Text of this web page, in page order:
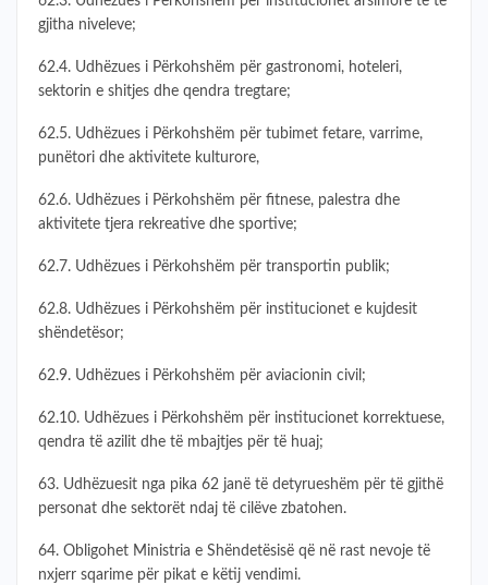
gjitha niveleve;
62.4. Udhëzues i Përkohshëm për gastronomi, hoteleri,
sektorin e shitjes dhe qendra tregtare;
62.5. Udhëzues i Përkohshëm për tubimet fetare, varrime,
punëtori dhe aktivitete kulturore,
62.6. Udhëzues i Përkohshëm për fitnese, palestra dhe
aktivitete tjera rekreative dhe sportive;
62.7. Udhëzues i Përkohshëm për transportin publik;
62.8. Udhëzues i Përkohshëm për institucionet e kujdesit
shëndetësor;
62.9. Udhëzues i Përkohshëm për aviacionin civil;
62.10. Udhëzues i Përkohshëm për institucionet korrektuese,
qendra të azilit dhe të mbajtjes për të huaj;
63. Udhëzuesit nga pika 62 janë të detyrueshëm për të gjithë
personat dhe sektorët ndaj të cilëve zbatohen.
64. Obligohet Ministria e Shëndetësisë që në rast nevoje të
nxjerr sqarime për pikat e këtij vendimi.